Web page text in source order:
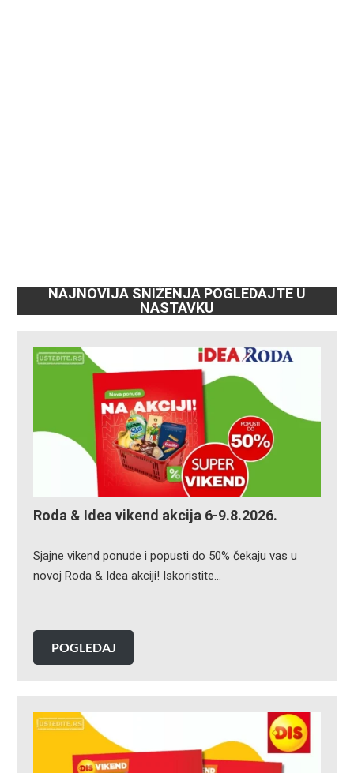
NAJNOVIJA SNIŽENJA POGLEDAJTE U
NASTAVKU
Roda & Idea vikend akcija 6-9.8.2026.
Sjajne vikend ponude i popusti do 50% čekaju vas u
novoj Roda & Idea akciji! Iskoristite…
POGLEDAJ